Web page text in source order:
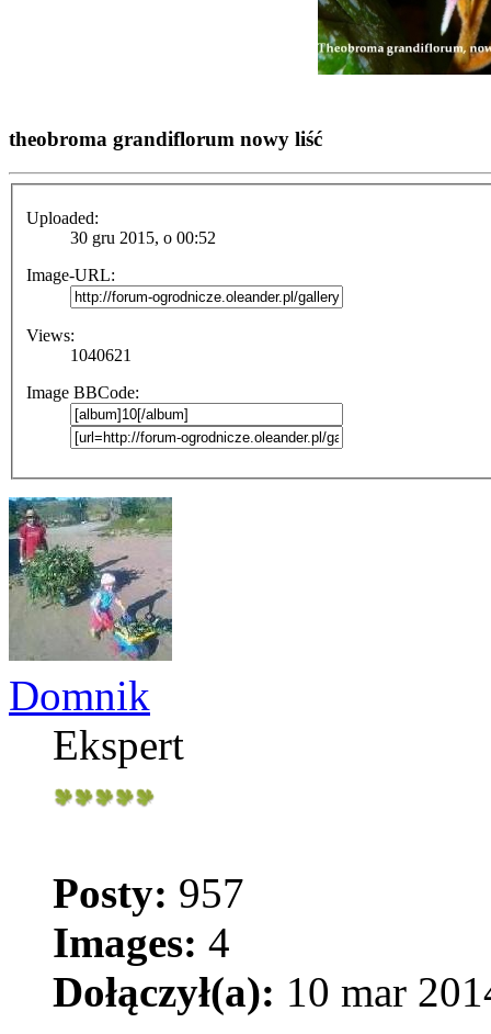
theobroma grandiflorum nowy liść
Uploaded:
30 gru 2015, o 00:52
Image-URL:
Views:
1040621
Image BBCode:
Domnik
Ekspert
Posty: 957
Images: 4
Dołączył(a): 10 mar